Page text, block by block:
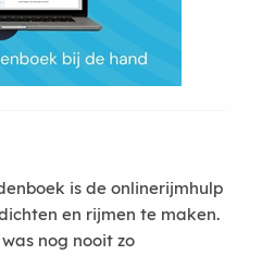
is de onlinerijmhulp
en rijmen te maken.
nog nooit zo